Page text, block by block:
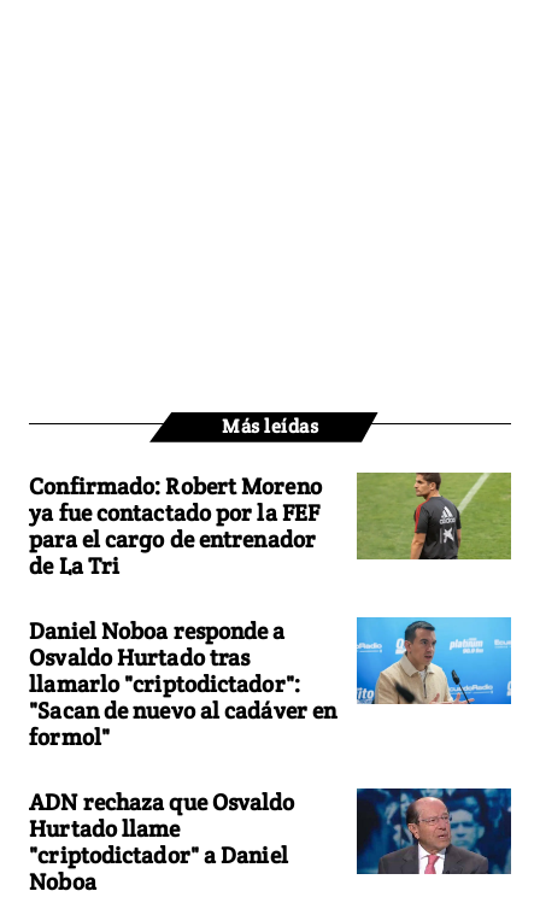
Más leídas
Confirmado: Robert Moreno
ya fue contactado por la FEF
para el cargo de entrenador
de La Tri
Daniel Noboa responde a
Osvaldo Hurtado tras
llamarlo "criptodictador":
"Sacan de nuevo al cadáver en
formol"
ADN rechaza que Osvaldo
Hurtado llame
"criptodictador" a Daniel
Noboa